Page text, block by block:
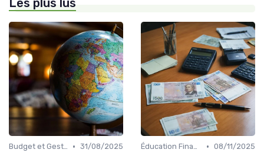
Les plus lus
Budget et Gestion des Finances Personnelles • 31/08/2025
Éducation Financière • 08/11/2025